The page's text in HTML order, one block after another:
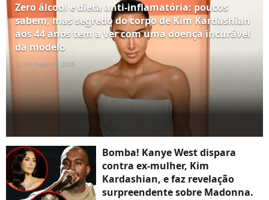
Zero álcool e dieta anti-inflamatória: poucos
sabem, mas segredo do corpo de Kim Kardashian
aos 44 anos tem a ver com uma doença incurável
da modelo
22 de maio de 2025
Bomba! Kanye West dispara
contra ex-mulher, Kim
Kardashian, e faz revelação
surpreendente sobre Madonna.